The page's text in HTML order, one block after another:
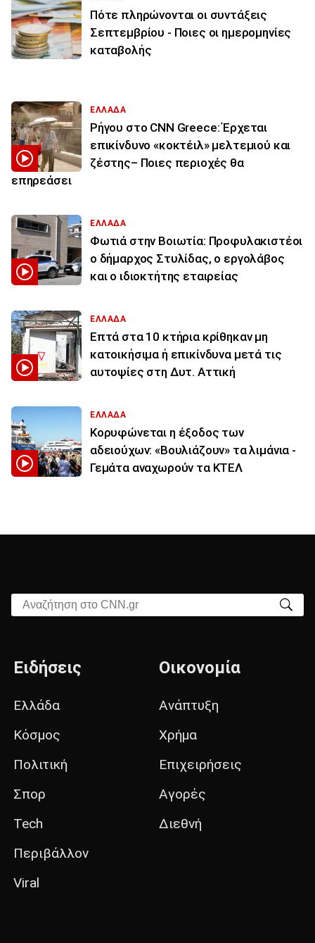
Πότε πληρώνονται οι συντάξεις
Σεπτεμβρίου - Ποιες οι ημερομηνίες
καταβολής
ΕΛΛΑΔΑ
Ρήγου στο CNN Greece: Έρχεται
επικίνδυνο «κοκτέιλ» μελτεμιού και
ζέστης– Ποιες περιοχές θα
επηρεάσει
ΕΛΛΑΔΑ
Φωτιά στην Βοιωτία: Προφυλακιστέοι
ο δήμαρχος Στυλίδας, ο εργολάβος
και ο ιδιοκτήτης εταιρείας
ΕΛΛΑΔΑ
Επτά στα 10 κτήρια κρίθηκαν μη
κατοικήσιμα ή επικίνδυνα μετά τις
αυτοψίες στη Δυτ. Αττική
ΕΛΛΑΔΑ
Κορυφώνεται η έξοδος των
αδειούχων: «Βουλιάζουν» τα λιμάνια -
Γεμάτα αναχωρούν τα ΚΤΕΛ
Αναζήτηση στο CNN.gr
Ειδήσεις
Ελλάδα
Κόσμος
Πολιτική
Σπορ
Tech
Περιβάλλον
Viral
Οικονομία
Ανάπτυξη
Χρήμα
Επιχειρήσεις
Αγορές
Διεθνή